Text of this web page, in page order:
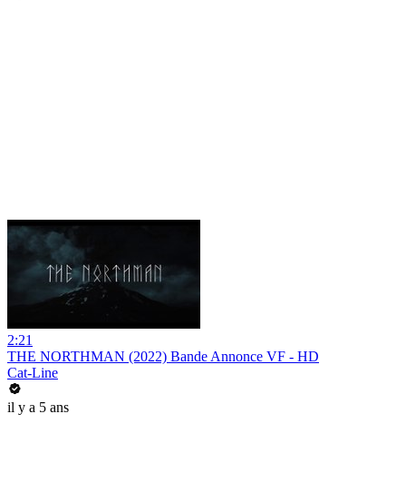
2:21
THE NORTHMAN (2022) Bande Annonce VF - HD
Cat-Line
il y a 5 ans